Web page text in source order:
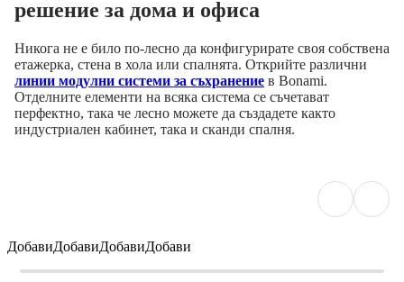
решение за дома и офиса
Никога не е било по-лесно да конфигурирате своя собствена
етажерка, стена в хола или спалнята. Открийте различни
линии модулни системи за съхранение в Bonami.
Отделните елементи на всяка система се съчетават
перфектно, така че лесно можете да създадете както
индустриален кабинет, така и сканди спалня.
ДобавиДобавиДобавиДобави